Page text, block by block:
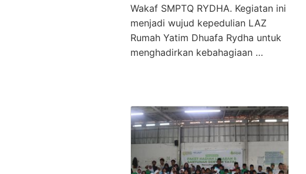
Wakaf SMPTQ RYDHA. Kegiatan ini
menjadi wujud kepedulian LAZ
Rumah Yatim Dhuafa Rydha untuk
menghadirkan kebahagiaan …